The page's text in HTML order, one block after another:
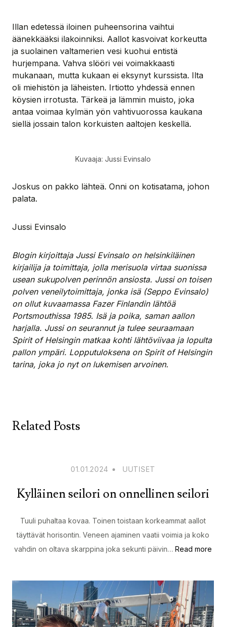
Illan edetessä iloinen puheensorina vaihtui
äänekkääksi ilakoinniksi. Aallot kasvoivat korkeutta
ja suolainen valtamerien vesi kuohui entistä
hurjempana. Vahva slööri vei voimakkaasti
mukanaan, mutta kukaan ei eksynyt kurssista. Ilta
oli miehistön ja läheisten. Irtiotto yhdessä ennen
köysien irrotusta. Tärkeä ja lämmin muisto, joka
antaa voimaa kylmän yön vahtivuorossa kaukana
siellä jossain talon korkuisten aaltojen keskellä.
Kuvaaja: Jussi Evinsalo
Joskus on pakko lähteä. Onni on kotisatama, johon
palata.
Jussi Evinsalo
Blogin kirjoittaja Jussi Evinsalo on helsinkiläinen
kirjailija ja toimittaja, jolla merisuola virtaa suonissa
usean sukupolven perinnön ansiosta. Jussi on toisen
polven veneilytoimittaja, jonka isä (Seppo Evinsalo)
on ollut kuvaamassa Fazer Finlandin lähtöä
Portsmouthissa 1985. Isä ja poika, saman aallon
harjalla. Jussi on seurannut ja tulee seuraamaan
Spirit of Helsingin matkaa kohti lähtöviivaa ja lopulta
pallon ympäri. Lopputuloksena on Spirit of Helsingin
tarina, joka jo nyt on lukemisen arvoinen.
Related Posts
01.01.2024 UUTISET
Kylläinen seilori on onnellinen seilori
Tuuli puhaltaa kovaa. Toinen toistaan korkeammat aallot
täyttävät horisontin. Veneen ajaminen vaatii voimia ja koko
vahdin on oltava skarppina joka sekunti päivin… Read more